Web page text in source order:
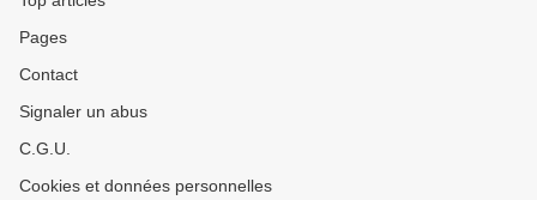
Pages
Contact
Signaler un abus
C.G.U.
Cookies et données personnelles